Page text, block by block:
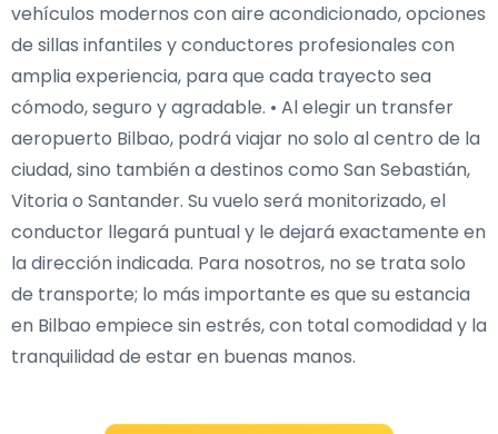
vehículos modernos con aire acondicionado, opciones
de sillas infantiles y conductores profesionales con
amplia experiencia, para que cada trayecto sea
cómodo, seguro y agradable. • Al elegir un transfer
aeropuerto Bilbao, podrá viajar no solo al centro de la
ciudad, sino también a destinos como San Sebastián,
Vitoria o Santander. Su vuelo será monitorizado, el
conductor llegará puntual y le dejará exactamente en
la dirección indicada. Para nosotros, no se trata solo
de transporte; lo más importante es que su estancia
en Bilbao empiece sin estrés, con total comodidad y la
tranquilidad de estar en buenas manos.